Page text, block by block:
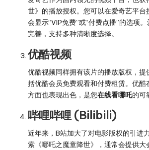
世》的播放授权。您可以在爱奇艺平台
会显示“VIP免费”或“付费点播”的选项
完善，支持多种清晰度选择。
优酷视频
优酷视频同样拥有该片的播放版权，提
括优酷会员免费观看和付费租赁。优酷
方面也表现出色，是您在线看哪吒的可
哔哩哔哩 (Bilibili)
近年来，B站加大了对电影版权的引进
索《哪吒之魔童降世》，通常会提供大